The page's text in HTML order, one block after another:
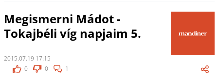
Megismerni Mádot -
Tokajbéli víg napjaim 5.
2015.07.19 17:15
0
0 1